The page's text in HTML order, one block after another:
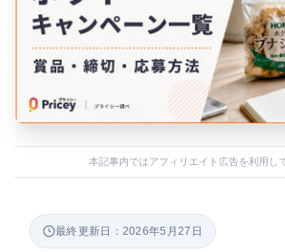
本記事内ではアフィリエイト広告を利用し
最終更新日：2026年5月27日